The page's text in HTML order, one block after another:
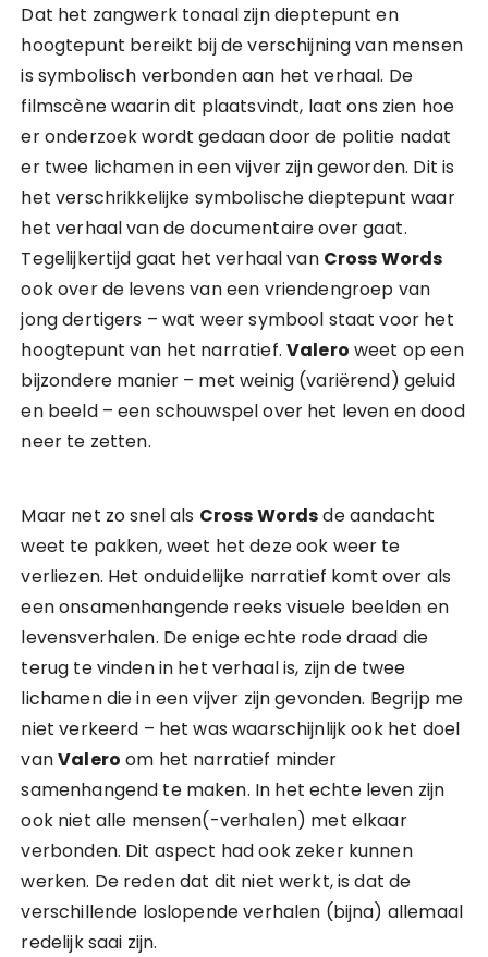
Dat het zangwerk tonaal zijn dieptepunt en
hoogtepunt bereikt bij de verschijning van mensen
is symbolisch verbonden aan het verhaal. De
filmscène waarin dit plaatsvindt, laat ons zien hoe
er onderzoek wordt gedaan door de politie nadat
er twee lichamen in een vijver zijn geworden. Dit is
het verschrikkelijke symbolische dieptepunt waar
het verhaal van de documentaire over gaat.
Tegelijkertijd gaat het verhaal van Cross Words
ook over de levens van een vriendengroep van
jong dertigers – wat weer symbool staat voor het
hoogtepunt van het narratief. Valero weet op een
bijzondere manier – met weinig (variërend) geluid
en beeld – een schouwspel over het leven en dood
neer te zetten.
Maar net zo snel als Cross Wordsde aandacht
weet te pakken, weet het deze ook weer te
verliezen. Het onduidelijke narratief komt over als
een onsamenhangende reeks visuele beelden en
levensverhalen. De enige echte rode draad die
terug te vinden in het verhaal is, zijn de twee
lichamen die in een vijver zijn gevonden. Begrijp me
niet verkeerd – het was waarschijnlijk ook het doel
vanValero om het narratief minder
samenhangend te maken. In het echte leven zijn
ook niet alle mensen(-verhalen) met elkaar
verbonden. Dit aspect had ook zeker kunnen
werken. De reden dat dit niet werkt, is dat de
verschillende loslopende verhalen (bijna) allemaal
redelijk saai zijn.